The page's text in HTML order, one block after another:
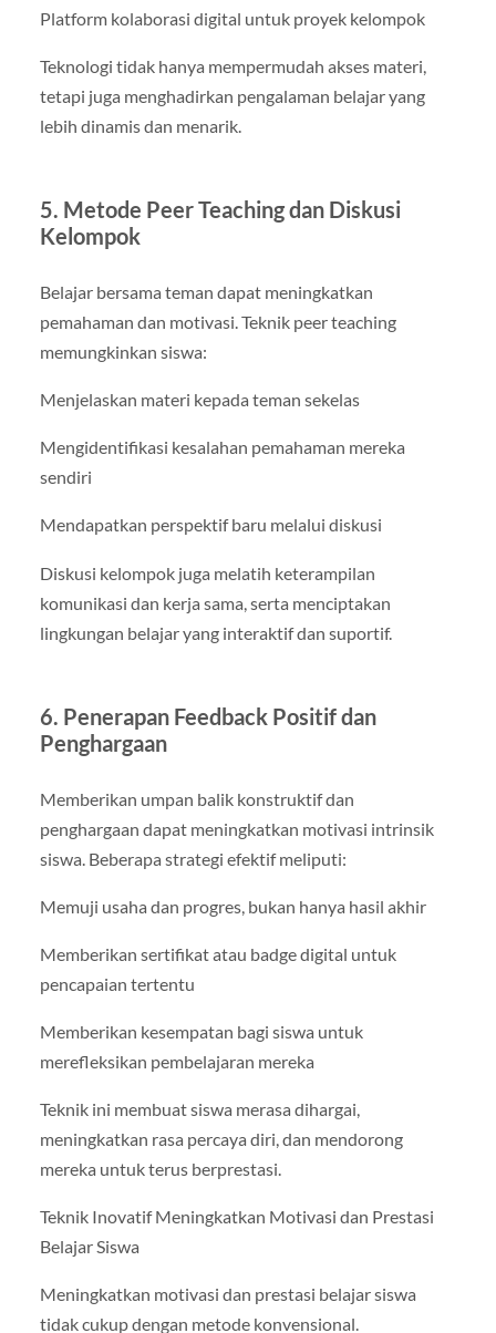
Platform kolaborasi digital untuk proyek kelompok
Teknologi tidak hanya mempermudah akses materi,
tetapi juga menghadirkan pengalaman belajar yang
lebih dinamis dan menarik.
5. Metode Peer Teaching dan Diskusi
Kelompok
Belajar bersama teman dapat meningkatkan
pemahaman dan motivasi. Teknik peer teaching
memungkinkan siswa:
Menjelaskan materi kepada teman sekelas
Mengidentifikasi kesalahan pemahaman mereka
sendiri
Mendapatkan perspektif baru melalui diskusi
Diskusi kelompok juga melatih keterampilan
komunikasi dan kerja sama, serta menciptakan
lingkungan belajar yang interaktif dan suportif.
6. Penerapan Feedback Positif dan
Penghargaan
Memberikan umpan balik konstruktif dan
penghargaan dapat meningkatkan motivasi intrinsik
siswa. Beberapa strategi efektif meliputi:
Memuji usaha dan progres, bukan hanya hasil akhir
Memberikan sertifikat atau badge digital untuk
pencapaian tertentu
Memberikan kesempatan bagi siswa untuk
merefleksikan pembelajaran mereka
Teknik ini membuat siswa merasa dihargai,
meningkatkan rasa percaya diri, dan mendorong
mereka untuk terus berprestasi.
Teknik Inovatif Meningkatkan Motivasi dan Prestasi
Belajar Siswa
Meningkatkan motivasi dan prestasi belajar siswa
tidak cukup dengan metode konvensional.